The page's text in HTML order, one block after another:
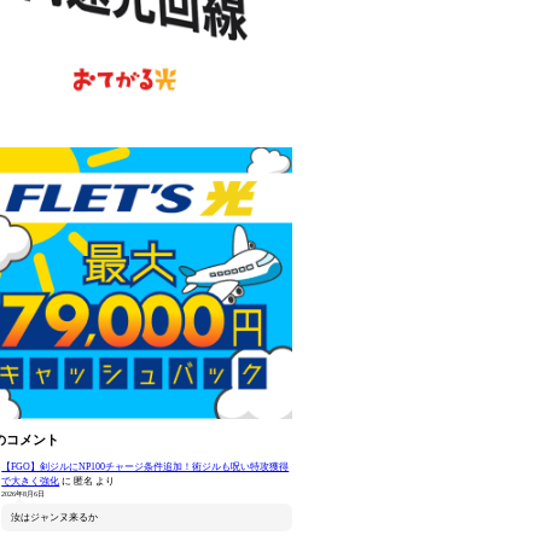
コメント
【FGO】剣ジルにNP100チャージ条件追加！術ジルも呪い特攻獲得
で大きく強化 に 匿名 より
2026年8月6日
汝はジャンヌ来るか